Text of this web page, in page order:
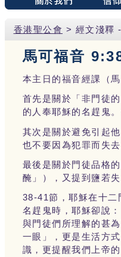
香港聖公會 > 經文淺釋
馬可福音
本主日的福音經課（
首先是關於「非門徒
的人奉耶穌的名趕鬼
其次是關於避免引起
也不要因為犯罪而失
最後是關於門徒品格
醃」），又提到鹽若
38-41節，耶穌在十二
名趕鬼時，耶穌卻說
與門徒們所理解的甚
一眼」，更是生活方
識，更提醒我們上帝